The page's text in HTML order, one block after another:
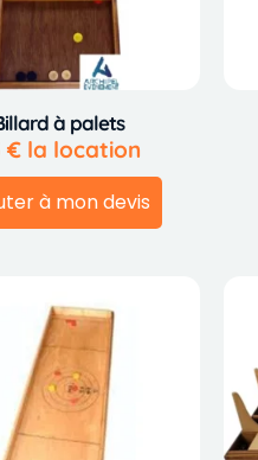
à palets
€ la location
à mon devis